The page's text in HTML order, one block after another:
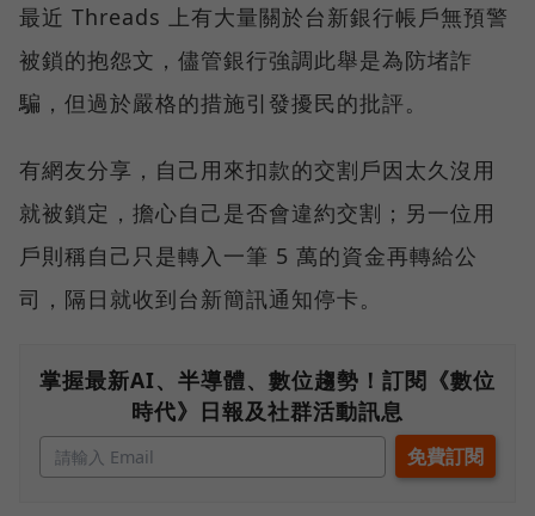
最近 Threads 上有大量關於台新銀行帳戶無預警
被鎖的抱怨文，儘管銀行強調此舉是為防堵詐
騙，但過於嚴格的措施引發擾民的批評。
有網友分享，自己用來扣款的交割戶因太久沒用
就被鎖定，擔心自己是否會違約交割；另一位用
戶則稱自己只是轉入一筆 5 萬的資金再轉給公
司，隔日就收到台新簡訊通知停卡。
掌握最新AI、半導體、數位趨勢！訂閱《數位
時代》日報及社群活動訊息